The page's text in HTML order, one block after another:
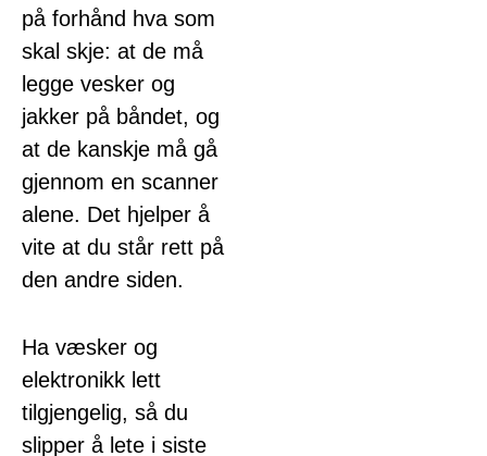
på forhånd hva som
skal skje: at de må
legge vesker og
jakker på båndet, og
at de kanskje må gå
gjennom en scanner
alene. Det hjelper å
vite at du står rett på
den andre siden.
Ha væsker og
elektronikk lett
tilgjengelig, så du
slipper å lete i siste